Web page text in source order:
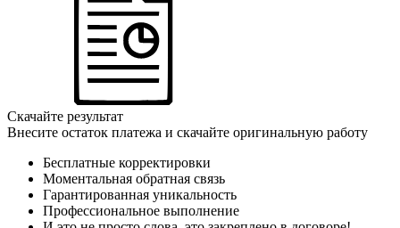
Скачайте результат
Внесите остаток платежа и скачайте оригинальную работу
Бесплатные корректировки
Моментальная обратная связь
Гарантированная уникальность
Профессиональное выполнение